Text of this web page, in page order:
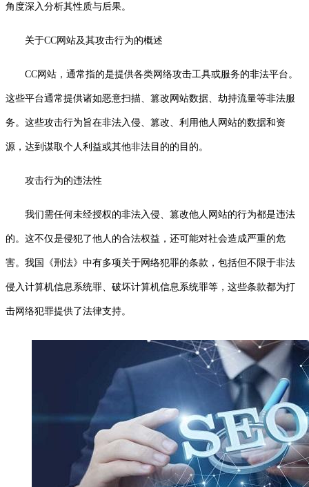
角度深入分析其性质与后果。
关于CC网站及其攻击行为的概述
CC网站，通常指的是提供各类网络攻击工具或服务的非法平台。
这些平台通常提供诸如恶意扫描、篡改网站数据、劫持流量等非法服
务。这些攻击行为旨在非法入侵、篡改、利用他人网站的数据和资
源，达到谋取个人利益或其他非法目的的目的。
攻击行为的违法性
我们需任何未经授权的非法入侵、篡改他人网站的行为都是违法
的。这不仅是侵犯了他人的合法权益，还可能对社会造成严重的危
害。我国《刑法》中有多项关于网络犯罪的条款，包括但不限于非法
侵入计算机信息系统罪、破坏计算机信息系统罪等，这些条款都为打
击网络犯罪提供了法律支持。